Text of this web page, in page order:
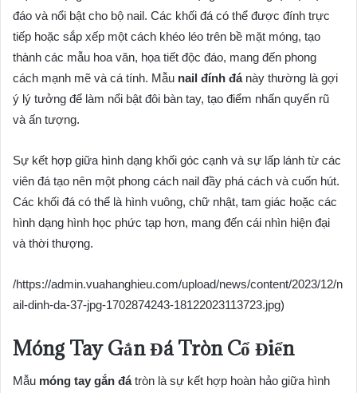
đáo và nổi bật cho bộ nail. Các khối đá có thể được đính trực
tiếp hoặc sắp xếp một cách khéo léo trên bề mặt móng, tạo
thành các mẫu hoa văn, họa tiết độc đáo, mang đến phong
cách mạnh mẽ và cá tính. Mẫu nail đính đánày thường là gợi
ý lý tưởng để làm nổi bật đôi bàn tay, tạo điểm nhấn quyến rũ
và ấn tượng.
Sự kết hợp giữa hình dạng khối góc cạnh và sự lấp lánh từ các
viên đá tạo nên một phong cách nail đầy phá cách và cuốn hút.
Các khối đá có thể là hình vuông, chữ nhật, tam giác hoặc các
hình dạng hình học phức tạp hơn, mang đến cái nhìn hiện đại
và thời thượng.
/https://admin.vuahanghieu.com/upload/news/content/2023/12/n
ail-dinh-da-37-jpg-1702874243-18122023113723.jpg)
Móng Tay Gắn Đá Tròn Cổ Điển
Mẫu móng tay gắn đátròn là sự kết hợp hoàn hảo giữa hình